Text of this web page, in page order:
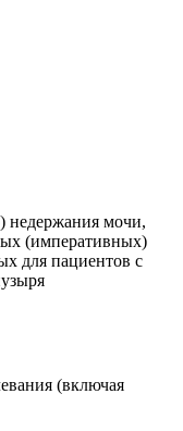
недержания мочи,
(императивных)
для пациентов с
(включая